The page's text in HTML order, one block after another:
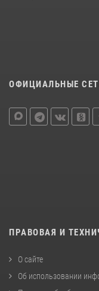
ОФИЦИАЛЬНЫЕ
ПРАВОВАЯ И
О сайте
Об использовании